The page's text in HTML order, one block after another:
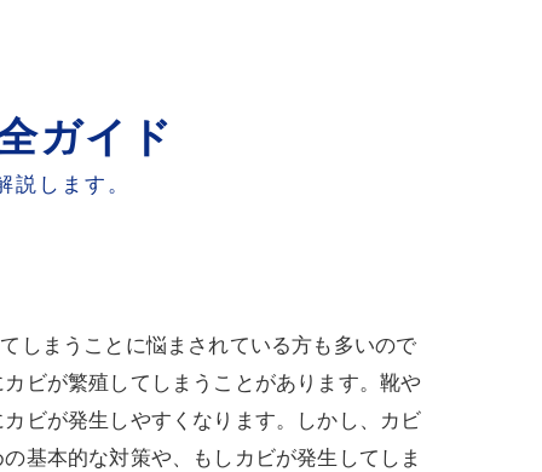
ガイド
します。
しまうことに悩まされている方も多いので
ビが繁殖してしまうことがあります。靴や
ビが発生しやすくなります。しかし、カビ
基本的な対策や、もしカビが発生してしま